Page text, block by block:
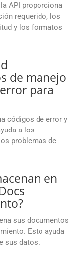
API proporciona
requerido, los
y los formatos
de manejo
para
códigos de error y
a los
problemas de
en
sus documentos
Esto ayuda
sus datos.